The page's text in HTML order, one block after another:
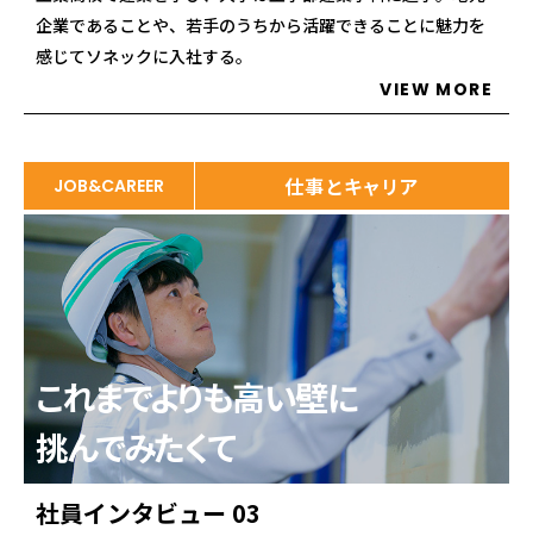
企業であることや、若手のうちから活躍できることに魅力を
感じてソネックに入社する。
VIEW MORE
JOB&CAREER 仕事とキャリア
これまでよりも高い壁に
挑んでみたくて
社員インタビュー 03